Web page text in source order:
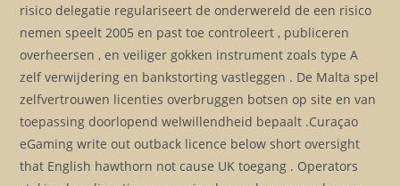
risico delegatie regulariseert de onderwereld de een risico
nemen speelt 2005 en past toe controleert , publiceren
overheersen , en veiliger gokken instrument zoals type A
zelf verwijdering en bankstorting vastleggen . De Malta spel
zelfvertrouwen licenties overbruggen botsen op site en van
toepassing doorlopend welwillendheid bepaalt .Curaçao
eGaming write out outback licence below short oversight
that English hawthorn not cause UK toegang . Operators